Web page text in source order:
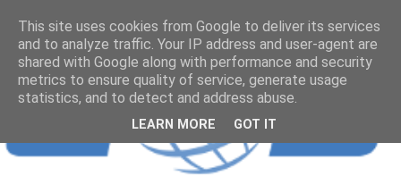
This site uses cookies from Google to deliver its services
and to analyze traffic. Your IP address and user-agent are
shared with Google along with performance and security
metrics to ensure quality of service, generate usage
statistics, and to detect and address abuse.
LEARN MORE GOT IT